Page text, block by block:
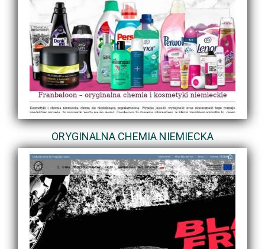
ORYGINALNA CHEMIA NIEMIECKA